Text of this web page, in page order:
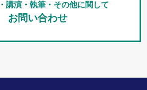
講演・執筆・その他に関して
お問い合わせ